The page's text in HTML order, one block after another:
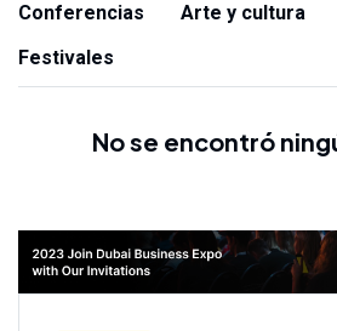
Conferencias
Arte y cultura
Festivales
No se encontró